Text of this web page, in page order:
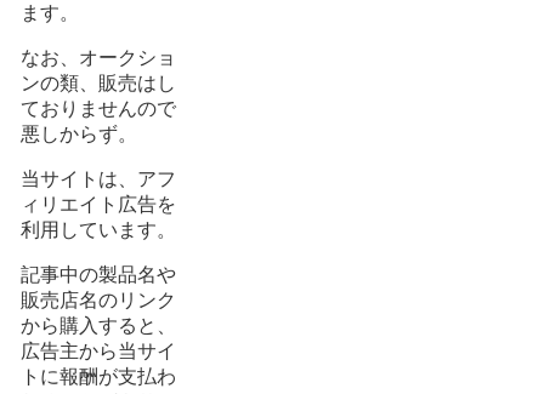
ます。
なお、オークショ
ンの類、販売はし
ておりませんので
悪しからず。
当サイトは、アフ
ィリエイト広告を
利用しています。
記事中の製品名や
販売店名のリンク
から購入すると、
広告主から当サイ
トに報酬が支払わ